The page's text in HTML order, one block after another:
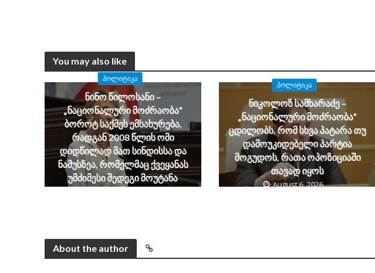
You may also like
ᲞᲝᲚᲘᲢᲘᲙᲐ
ნინო წილოსანი –
„ნაციონალური მოძრაობა“
ბოროტ საქმეს ემსახურება,
რადგან 2008 წლის ომი
დიდწილად მათ სინდისსა და
ნამუსზეა, რომელმაც ქვეყანას
უმძიმესი შედეგი მოუტანა
ᲞᲝᲚᲘᲢᲘᲙᲐ
ნიკოლოზ სამხარაძე –
„ნაციონალური მოძრაობა“
ცდილობს, რომ სხვა პატარა თუ
დამოუკიდებელი პარტია
მოგუდოს, რათა ოპოზიციაში
თავად იყოს
August 6, 2026
About the author